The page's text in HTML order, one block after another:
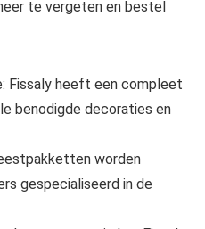
te vergeten en bestel
Fissaly heeft een compleet
benodigde decoraties en
worden
gespecialiseerd in de